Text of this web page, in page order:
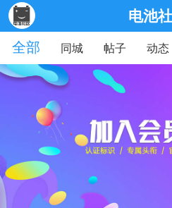
电池
全部
同城 帖子 动态